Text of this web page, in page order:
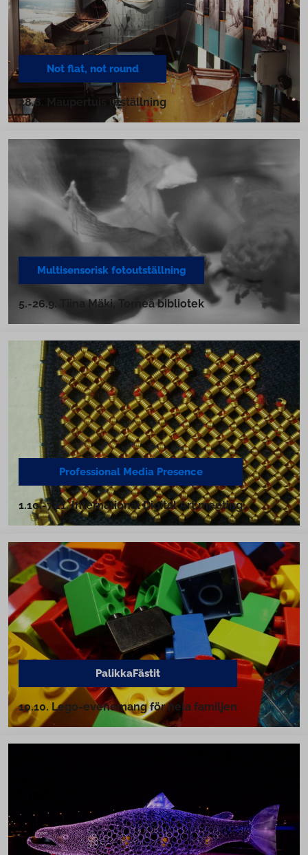
Not flat, not round
28.8. Maupertuis utställning
Mul­ti­sen­so­risk fo­tout­ställ­ning
5.-26.9. Tiina Mäki, Torneå bibliotek
Pro­fes­sio­nal Media Presence
1.10.-7.11. In­ter­na­tio­nal Digital Art meeting
Pa­lik­ka­Fä­s­tit
10.10. Le­go-evenemang för hela familjen